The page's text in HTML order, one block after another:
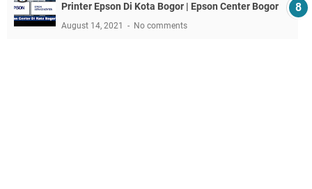
Printer Epson Di Kota Bogor | Epson Center Bogor
August 14, 2021 No comments